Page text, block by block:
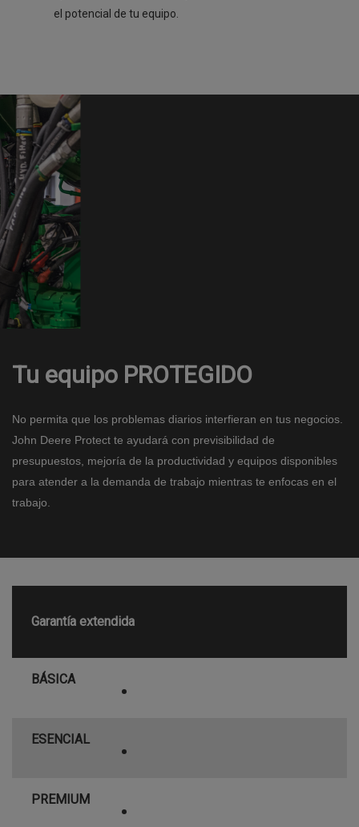
el potencial de tu equipo.
Tu equipo PROTEGIDO
No permita que los problemas diarios interfieran en tus negocios.
John Deere Protect te ayudará con previsibilidad de
presupuestos, mejoría de la productividad y equipos disponibles
para atender a la demanda de trabajo mientras te enfocas en el
trabajo.
Garantía extendida
BÁSICA •
ESENCIAL •
PREMIUM •